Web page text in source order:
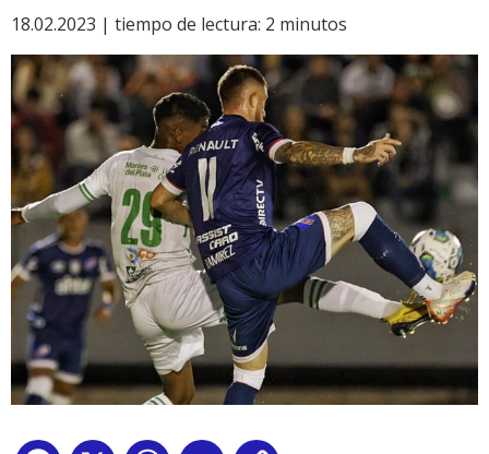
18.02.2023 | tiempo de lectura: 2 minutos